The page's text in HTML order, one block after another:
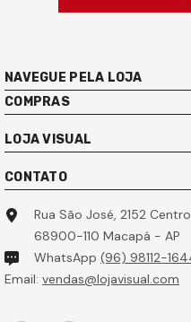
NAVEGUE PELA LOJA
COMPRAS
LOJA VISUAL
CONTATO
Rua São José, 2152 Centro
68900-110 Macapá - AP
WhatsApp (96) 98112-
Email: vendas@lojavisual.com